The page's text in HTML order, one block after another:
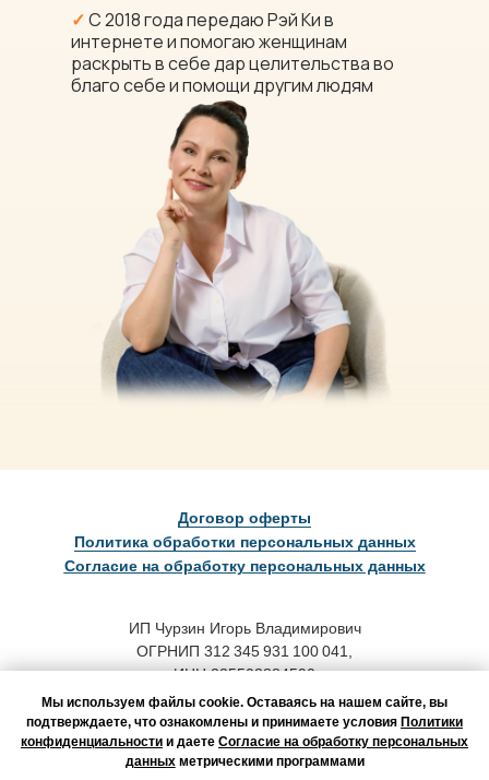
✓С 2018 года передаю Рэй Ки в
интернете и помогаю женщинам
раскрыть в себе дар целительства во
благо себе и помощи другим людям
ИП Чурзин Игорь Владимирович
ОГРНИП 312 345 931 100 041,
ИНН 235503884590
Адрес для корреспонденции:
123458, г. Москва, а/я 46
Оператор персональных данных,
Согласие на обработку персональных данных
Политика обработки персональных данных
Договор оферты
Мы используем файлы cookie. Оставаясь на нашем сайте, вы
подтверждаете, что ознакомлены и принимаете условия Политики
конфиденциальности и даете Согласие на обработку персональных
данныхметрическими программами